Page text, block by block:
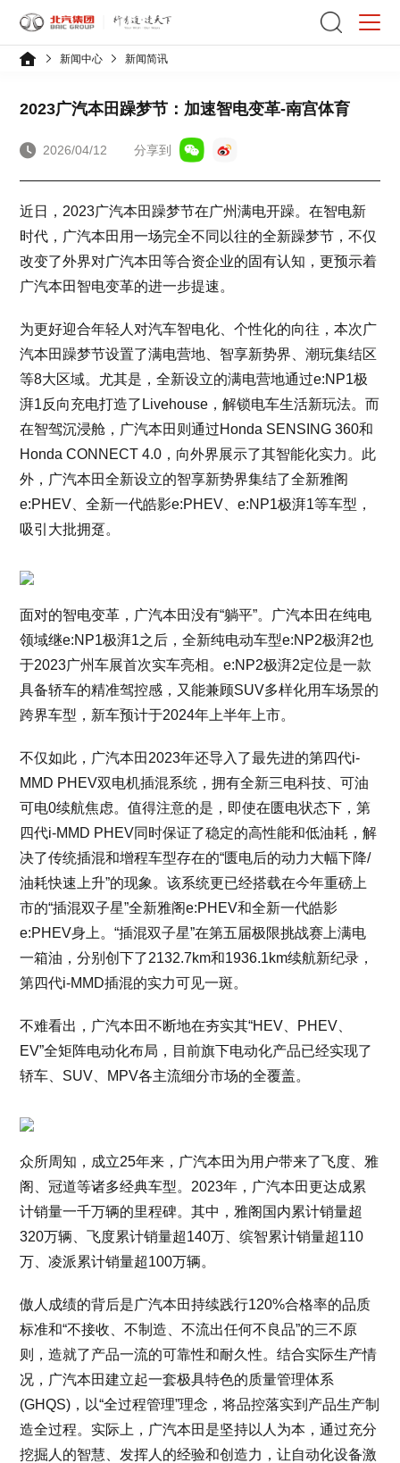
新闻中心 新闻简讯
2023广汽本田躁梦节：加速智电变革-南宫体育
2026/04/12 分享到
近日，2023广汽本田躁梦节在广州满电开躁。在智电新
时代，广汽本田用一场完全不同以往的全新躁梦节，不仅
改变了外界对广汽本田等合资企业的固有认知，更预示着
广汽本田智电变革的进一步提速。
为更好迎合年轻人对汽车智电化、个性化的向往，本次广
汽本田躁梦节设置了满电营地、智享新势界、潮玩集结区
等8大区域。尤其是，全新设立的满电营地通过e:NP1极
湃1反向充电打造了Livehouse，解锁电车生活新玩法。而
在智驾沉浸舱，广汽本田则通过Honda SENSING 360和
Honda CONNECT 4.0，向外界展示了其智能化实力。此
外，广汽本田全新设立的智享新势界集结了全新雅阁
e:PHEV、全新一代皓影e:PHEV、e:NP1极湃1等车型，
吸引大批拥趸。
面对的智电变革，广汽本田没有“躺平”。广汽本田在纯电
领域继e:NP1极湃1之后，全新纯电动车型e:NP2极湃2也
于2023广州车展首次实车亮相。e:NP2极湃2定位是一款
具备轿车的精准驾控感，又能兼顾SUV多样化用车场景的
跨界车型，新车预计于2024年上半年上市。
不仅如此，广汽本田2023年还导入了最先进的第四代i-
MMD PHEV双电机插混系统，拥有全新三电科技、可油
可电0续航焦虑。值得注意的是，即使在匮电状态下，第
四代i-MMD PHEV同时保证了稳定的高性能和低油耗，解
决了传统插混和增程车型存在的“匮电后的动力大幅下降/
油耗快速上升”的现象。该系统更已经搭载在今年重磅上
市的“插混双子星”全新雅阁e:PHEV和全新一代皓影
e:PHEV身上。“插混双子星”在第五届极限挑战赛上满电
一箱油，分别创下了2132.7km和1936.1km续航新纪录，
第四代i-MMD插混的实力可见一斑。
不难看出，广汽本田不断地在夯实其“HEV、PHEV、
EV”全矩阵电动化布局，目前旗下电动化产品已经实现了
轿车、SUV、MPV各主流细分市场的全覆盖。
众所周知，成立25年来，广汽本田为用户带来了飞度、雅
阁、冠道等诸多经典车型。2023年，广汽本田更达成累
计销量一千万辆的里程碑。其中，雅阁国内累计销量超
320万辆、飞度累计销量超140万、缤智累计销量超110
万、凌派累计销量超100万辆。
傲人成绩的背后是广汽本田持续践行120%合格率的品质
标准和“不接收、不制造、不流出任何不良品”的三不原
则，造就了产品一流的可靠性和耐久性。结合实际生产情
况，广汽本田建立起一套极具特色的质量管理体系
(GHQS)，以“全过程管理”理念，将品控落实到产品生产制
造全过程。实际上，广汽本田是坚持以人为本，通过充分
挖掘人的智慧、发挥人的经验和创造力，让自动化设备激